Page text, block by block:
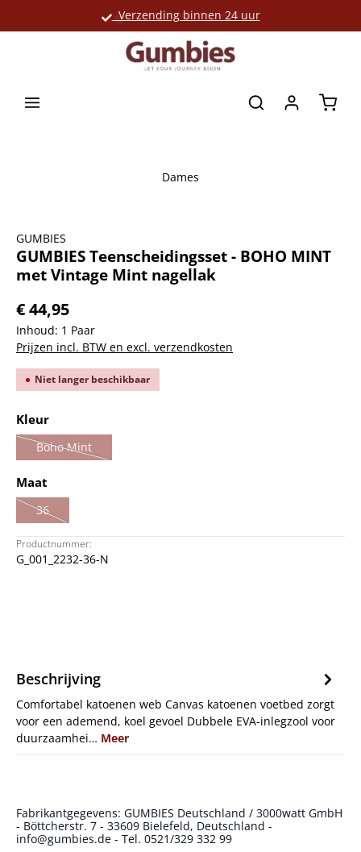
Verzending binnen 24 uur
Grote productselectie
Dames
GUMBIES
GUMBIES Teenscheidingsset - BOHO MINT
met Vintage Mint nagellak
€ 44,95
Inhoud: 1 Paar
Prijzen incl. BTW en excl. verzendkosten
Niet langer beschikbaar
Selecteer
Kleur
Boho Mint
(Deze optie is momenteel niet beschikbaar.)
Selecteer
Maat
36
(Deze optie is momenteel niet beschikbaar.)
Productnummer:
G_001_2232-36-N
Beschrijving
Comfortabel katoenen web Canvas katoenen voetbed zorgt
voor een ademend, koel gevoel Dubbele EVA-inlegzool voor
duurzaamhei… Meer
Fabrikantgegevens: GUMBIES Deutschland / 3000watt GmbH
- Böttcherstr. 7 - 33609 Bielefeld, Deutschland -
info@gumbies.de - Tel. 0521/329 332 99